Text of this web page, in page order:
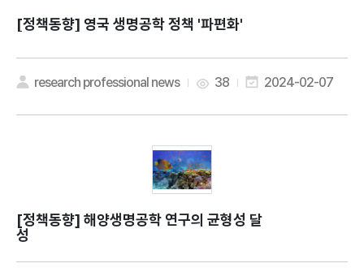
[정책동향] 영국 생명공학 정책 '파편화'
research professional news 38 2024-02-07
[정책동향]
성